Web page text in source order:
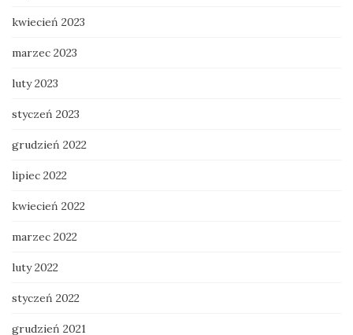
kwiecień 2023
marzec 2023
luty 2023
styczeń 2023
grudzień 2022
lipiec 2022
kwiecień 2022
marzec 2022
luty 2022
styczeń 2022
grudzień 2021